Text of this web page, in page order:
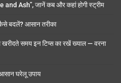
Ash”, जानें कब और कहां होगी स्ट्रीम
बदलें? आसान तरीका
समय इन टिप्स का रखें ख्याल — वरना
घरेलू उपाय